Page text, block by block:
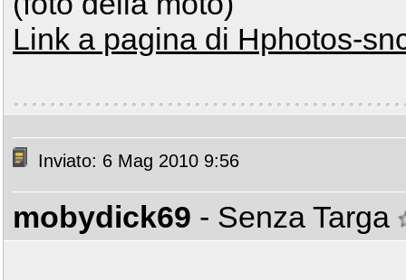
Link a pagina di Hphotos-
Inviato: 6 Mag 2010 9:56
mobydick69 - Senza Targa